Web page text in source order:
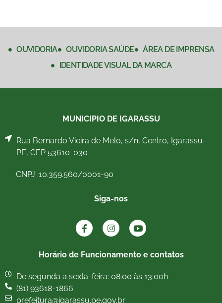
OUVIDORIA OUVIDORIA SAÚDE
ÁREA DE IMPRENSA
IDENTIDADE VISUAL DA MARCA
MUNICIPIO DE IGARASSU
Rua Bernardo Vieira de Melo, s/n, Centro, Igarassu-
PE, CEP 53610-030
CNPJ: 10.359.560/0001-90
Siga-nos
Horário de Funcionamento e contatos
De segunda a sexta-feira: 08:00 às 13:00h
(81) 93618-1866
prefeitura@igarassu.pe.gov.br